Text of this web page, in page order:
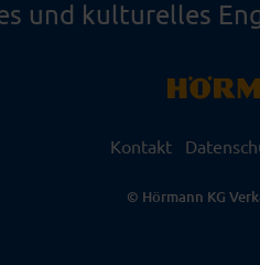
und kulturelles
Kontakt
© Hörmann KG